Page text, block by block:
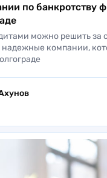
по банкротству
можно решить за
надежные компании,